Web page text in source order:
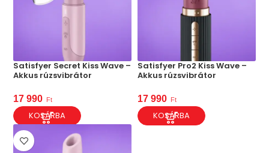
Satisfyer Secret Kiss Wave –
Akkus rúzsvibrátor
17 990 Ft
KOSÁRBA
Satisfyer Pro2 Kiss Wave –
Akkus rúzsvibrátor
17 990 Ft
KOSÁRBA